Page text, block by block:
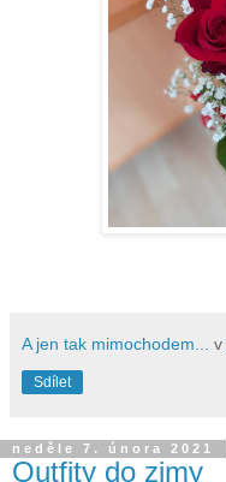
A jen tak mimochodem... v
Sdílet
neděle 7. února 2021
Outfity do zimy